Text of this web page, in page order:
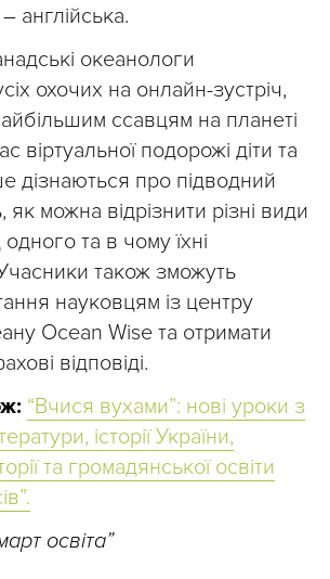
англійська.
океанологи
охочих на онлайн-зустріч,
ссавцям на планеті
віртуальної подорожі діти та
дізнаються про підводний
як можна відрізнити різні види
одного та в чому їхні
також зможуть
науковцям із центру
Ocean Wise та отримати
відповіді.
“Вчися вухами”: нові уроки з
історії України,
та громадянської освіти
освіта”